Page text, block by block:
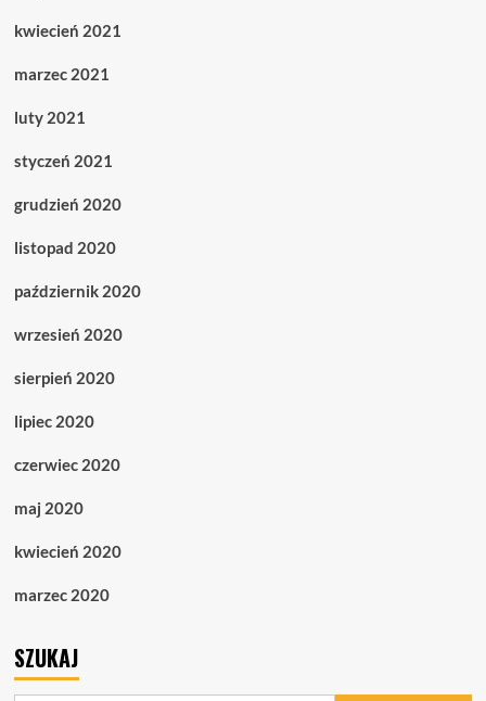
kwiecień 2021
marzec 2021
luty 2021
styczeń 2021
grudzień 2020
listopad 2020
październik 2020
wrzesień 2020
sierpień 2020
lipiec 2020
czerwiec 2020
maj 2020
kwiecień 2020
marzec 2020
SZUKAJ